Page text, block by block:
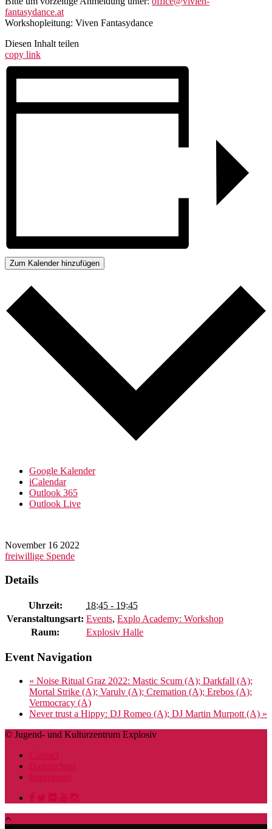
fantasydance.at
Workshopleitung: Viven Fantasydance
Diesen Inhalt teilen
copy link
Zum Kalender hinzufügen
Google Kalender
iCalendar
Outlook 365
Outlook Live
November 16 2022
freiwillige Spende
Details
Uhrzeit:
18:45 - 19:45
Veranstaltungsart: Events, Explo Academy: Workshop
Raum:
Explosiv Halle
Event Navigation
« Noise Ritual Graz 2022: Mastic Scum (A); Darkfall (A);
Mortal Strike (A); Varulv (A); Cremation (A); Erebos (A);
Vermocracy (A)
Never trust a Hippy: DJ Romeo (A); DJ Martin Murpott (A) »
© Jugend- und Kulturzentrum Explosiv
Contact
Datenschutz
Impressum